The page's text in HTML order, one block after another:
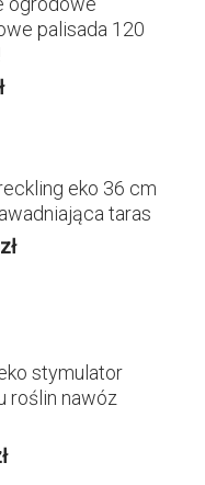
palisada 120
eko 36 cm
taras
zł
stymulator
roślin nawóz